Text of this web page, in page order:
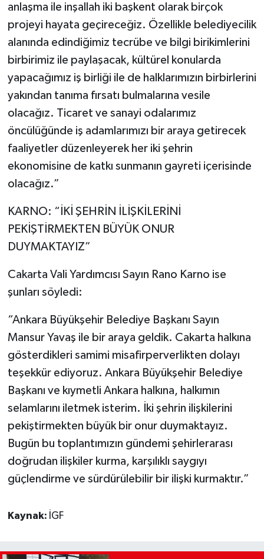
anlaşma ile inşallah iki başkent olarak birçok
projeyi hayata geçireceğiz. Özellikle belediyecilik
alanında edindiğimiz tecrübe ve bilgi birikimlerini
birbirimiz ile paylaşacak, kültürel konularda
yapacağımız iş birliği ile de halklarımızın birbirlerini
yakından tanıma fırsatı bulmalarına vesile
olacağız. Ticaret ve sanayi odalarımız
öncülüğünde iş adamlarımızı bir araya getirecek
faaliyetler düzenleyerek her iki şehrin
ekonomisine de katkı sunmanın gayreti içerisinde
olacağız.”
KARNO: “İKİ ŞEHRİN İLİŞKİLERİNİ
PEKİŞTİRMEKTEN BÜYÜK ONUR
DUYMAKTAYIZ”
Cakarta Vali Yardımcısı Sayın Rano Karno ise
şunları söyledi:
“Ankara Büyükşehir Belediye Başkanı Sayın
Mansur Yavaş ile bir araya geldik. Cakarta halkına
gösterdikleri samimi misafirperverlikten dolayı
teşekkür ediyoruz. Ankara Büyükşehir Belediye
Başkanı ve kıymetli Ankara halkına, halkımın
selamlarını iletmek isterim. İki şehrin ilişkilerini
pekiştirmekten büyük bir onur duymaktayız.
Bugün bu toplantımızın gündemi şehirlerarası
doğrudan ilişkiler kurma, karşılıklı saygıyı
güçlendirme ve sürdürülebilir bir ilişki kurmaktır.”
Kaynak: İGF